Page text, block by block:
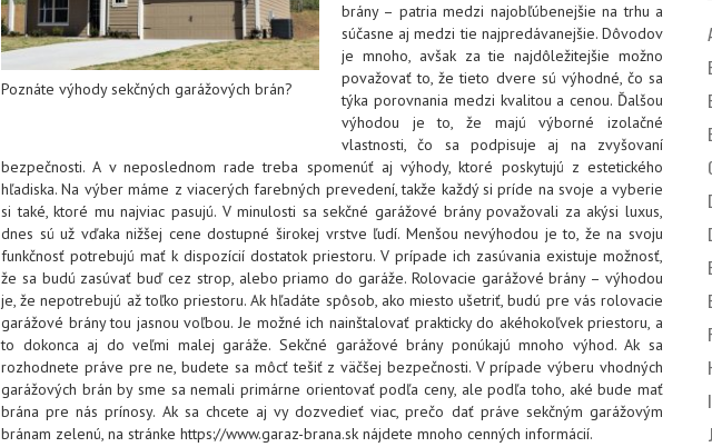
Poznáte výhody sekčných garážových brán?
brány – patria medzi najobľúbenejšie na trhu a
súčasne aj medzi tie najpredávanejšie. Dôvodov
je mnoho, avšak za tie najdôležitejšie možno
považovať to, že tieto dvere sú výhodné, čo sa
týka porovnania medzi kvalitou a cenou. Ďalšou
výhodou je to, že majú výborné izolačné
vlastnosti, čo sa podpisuje aj na zvyšovaní
bezpečnosti. A v neposlednom rade treba spomenúť aj výhody, ktoré poskytujú z estetického
hľadiska. Na výber máme z viacerých farebných prevedení, takže každý si príde na svoje a vyberie
si také, ktoré mu najviac pasujú. V minulosti sa sekčné garážové brány považovali za akýsi luxus,
dnes sú už vďaka nižšej cene dostupné širokej vrstve ľudí. Menšou nevýhodou je to, že na svoju
funkčnosť potrebujú mať k dispozícií dostatok priestoru. V prípade ich zasúvania existuje možnosť,
že sa budú zasúvať buď cez strop, alebo priamo do garáže. Rolovacie garážové brány – výhodou
je, že nepotrebujú až toľko priestoru. Ak hľadáte spôsob, ako miesto ušetriť, budú pre vás rolovacie
garážové brány tou jasnou voľbou. Je možné ich nainštalovať prakticky do akéhokoľvek priestoru, a
to dokonca aj do veľmi malej garáže. Sekčné garážové brány ponúkajú mnoho výhod. Ak sa
rozhodnete práve pre ne, budete sa môcť tešiť z väčšej bezpečnosti. V prípade výberu vhodných
garážových brán by sme sa nemali primárne orientovať podľa ceny, ale podľa toho, aké bude mať
brána pre nás prínosy. Ak sa chcete aj vy dozvedieť viac, prečo dať práve sekčným garážovým
bránam zelenú, na stránke https://www.garaz-brana.sk nájdete mnoho cenných informácií.